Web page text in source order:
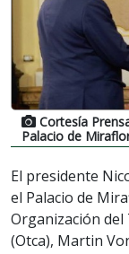
Cortesía
Palacio de
El presidente
el Palacio de
Organización del
(Otca), Martin